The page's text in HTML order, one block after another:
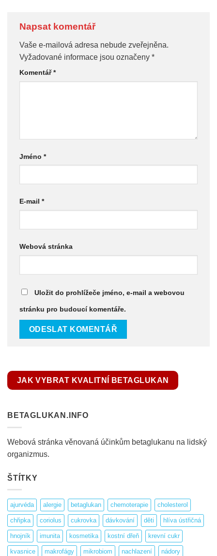
Napsat komentář
Vaše e-mailová adresa nebude zveřejněna.
Vyžadované informace jsou označeny *
Komentář*
Jméno *
E-mail *
Webová stránka
Uložit do prohlížeče jméno, e-mail a webovou
stránku pro budoucí komentáře.
JAK VYBRAT KVALITNÍ BETAGLUKAN
BETAGLUKAN.INFO
Webová stránka věnovaná účinkům betaglukanu na lidský
organizmus.
ŠTÍTKY
ajurvéda alergie betaglukan chemoterapie cholesterol
chřipka coriolus cukrovka dávkování děti hlíva ústřičná
hnojník imunita kosmetika kostní dřeň krevní cukr
kvasnice makrofágy mikrobiom nachlazení nádory